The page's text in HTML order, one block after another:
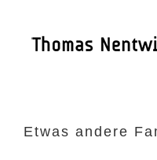
springen
Etwas andere